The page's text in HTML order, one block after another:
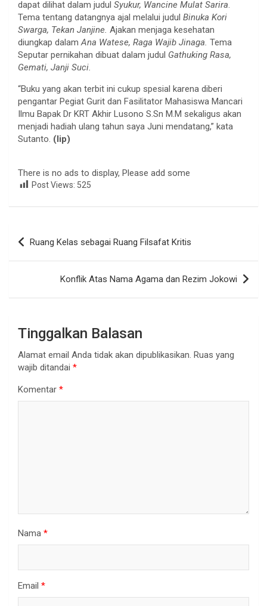
dapat dilihat dalam judul Syukur, Wancine Mulat Sarira.
Tema tentang datangnya ajal melalui judul Binuka Kori
Swarga, Tekan Janjine. Ajakan menjaga kesehatan
diungkap dalamAna Watese, Raga Wajib Jinaga. Tema
Seputar pernikahan dibuat dalam judul Gathuking Rasa,
Gemati, Janji Suci.
“Buku yang akan terbit ini cukup spesial karena diberi
pengantar Pegiat Gurit dan Fasilitator Mahasiswa Mancari
Ilmu Bapak Dr KRT Akhir Lusono S.Sn M.M sekaligus akan
menjadi hadiah ulang tahun saya Juni mendatang,” kata
Sutanto. (lip)
There is no ads to display, Please add some
Post Views: 525
Navigasi
pos
Ruang Kelas sebagai Ruang Filsafat Kritis
Konflik Atas Nama Agama dan Rezim Jokowi
Tinggalkan Balasan
Alamat email Anda tidak akan dipublikasikan. Ruas yang
wajib ditandai *
Komentar *
Nama *
Email *